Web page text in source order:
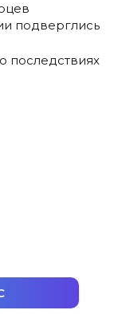
подверглись
последствиях